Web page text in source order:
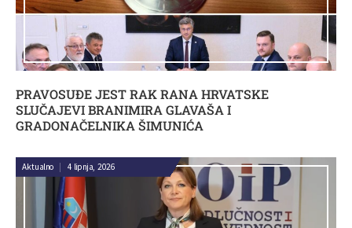
PRAVOSUĐE JEST RAK RANA HRVATSKE
SLUČAJEVI BRANIMIRA GLAVAŠA I
GRADONAČELNIKA ŠIMUNIĆA
Aktualno | 4 lipnja, 2026